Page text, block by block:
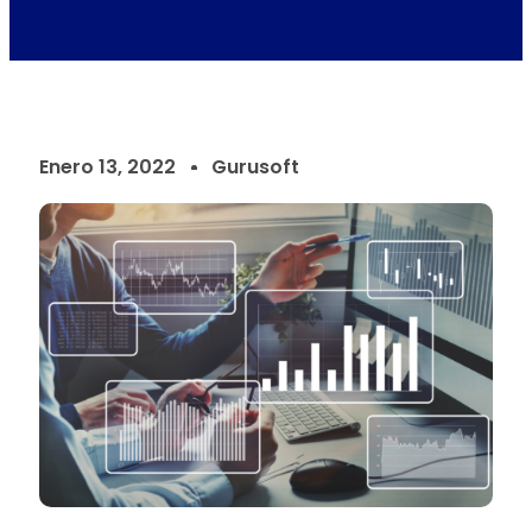
Enero 13, 2022 Gurusoft